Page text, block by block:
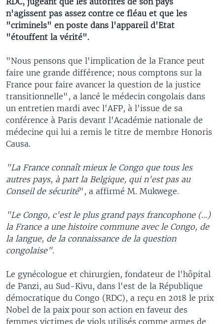
n'agissent pas assez contre ce fléau et que les
"criminels" en poste dans l'appareil d'Etat
"étouffent la vérité".
"Nous pensons que l'implication de la France peut
faire une grande différence; nous comptons sur la
France pour faire avancer la question de la justice
transitionnelle", a lancé le médecin congolais dans
un entretien mardi avec l'AFP, à l'issue de sa
conférence à Paris devant l'Académie nationale de
médecine qui lui a remis le titre de membre Honoris
Causa.
"La France connaît mieux le Congo que tous les
autres pays, à part la Belgique, qui n'est pas au
Conseil de sécurité", a affirmé M. Mukwege.
"Le Congo, c'est le plus grand pays francophone (...)
la France a une histoire commune avec le Congo, de
la langue, de la connaissance de la question
congolaise".
Le gynécologue et chirurgien, fondateur de l'hôpital
de Panzi, au Sud-Kivu, dans l'est de la République
démocratique du Congo (RDC), a reçu en 2018 le prix
Nobel de la paix pour son action en faveur des
femmes victimes de viols utilisés comme armes de